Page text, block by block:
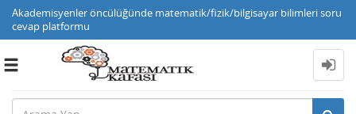
Akademisyenler öncülüğünde matematik/fizik/bilgisayar bilimleri soru
cevap platformu
Toggle